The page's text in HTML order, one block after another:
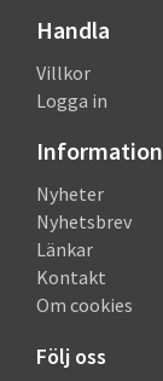
Handla
Villkor
Logga in
Information
Nyheter
Nyhetsbrev
Länkar
Kontakt
Om cookies
Följ oss